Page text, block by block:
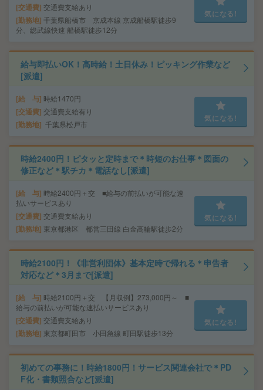
交通費 交通費支給あり
勤務地 千葉県船橋市 京成本線 京成船橋駅徒歩9
分、総武線快速 船橋駅徒歩12分
気になる!
給与即払いOK！高時給！土日休み！ピッキング作業など
[派遣]
給 与 時給1470円
交通費 交通費支給有り
勤務地 千葉県松戸市
気になる!
時給2400円！ピタッと定時まで＊時短のお仕事＊図面の
修正など＊駅チカ＊電話なし[派遣]
給 与 時給2400円＋交 ■給与の前払いが可能な速
払いサービスあり
交通費 交通費支給あり
勤務地 東京都港区 都営三田線 白金高輪駅徒歩2分
気になる!
時給2100円！《非営利団体》基本定時で帰れる＊申告者
対応など＊3月まで[派遣]
給 与 時給2100円＋交 【月収例】273,000円～ ■
給与の前払いが可能な速払いサービスあり
交通費 交通費支給あり
勤務地 東京都町田市 小田急線 町田駅徒歩13分
気になる!
初めての事務に！時給1800円！サービス関連会社で＊PD
F化・書類照合など[派遣]